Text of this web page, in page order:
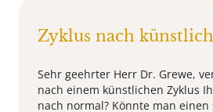
Zyklus nach
Sehr geehrter Herr Dr. Grewe,
nach einem künstlichen Zyklus
nach normal? Könnte man